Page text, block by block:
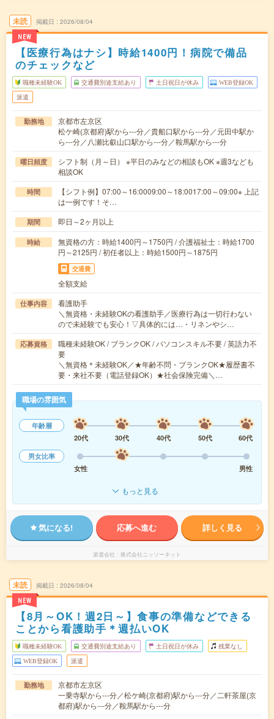
未読
NEW
掲載日 2026/08/04
【医療行為はナシ】時給1400円！病院で備品
のチェックなど
職種未経験OK 交通費別途支給あり 土日祝日が休み WEB登録OK
派遣
勤務地
京都市左京区
松ケ崎(京都府)駅から---分／貴船口駅から---分／元田中駅か
ら---分／八瀬比叡山口駅から---分／鞍馬駅から---分
曜日頻度
シフト制（月～日） ※平日のみなどの相談もOK ※週3なども
相談OK
時間
【シフト例】07:00～16:0009:00～18:0017:00～09:00※ 上記
は一例です！そ…
期間 即日～2ヶ月以上
時給
無資格の方：時給1400円～1750円 / 介護福祉士：時給1700
円～2125円 / 初任者以上：時給1500円～1875円
交通費
全額支給
仕事内容
看護助手
＼無資格・未経験OKの看護助手／医療行為は一切行わない
ので未経験でも安心！▽具体的には…・リネンやシ…
応募資格
職種未経験OK / ブランクOK / パソコンスキル不要 / 英語力不
要
＼無資格＊未経験OK／★年齢不問・ブランクOK★履歴書不
要・来社不要（電話登録OK）★社会保険完備＼…
職場の雰囲気
年齢層
20代
30代 40代 50代
60代
男女比率
女性
男性
もっと見る
気になる! 応募へ進む 詳しく見る
派遣会社 株式会社ニッソーネット
未読
NEW
掲載日 2026/08/04
【8月～OK！週2日～】食事の準備などできる
ことから看護助手＊週払いOK
職種未経験OK 交通費別途支給あり 土日祝日が休み 残業なし
WEB登録OK 派遣
勤務地
京都市左京区
一乗寺駅から---分／松ケ崎(京都府)駅から---分／二軒茶屋(京
都府)駅から---分／鞍馬駅から---分